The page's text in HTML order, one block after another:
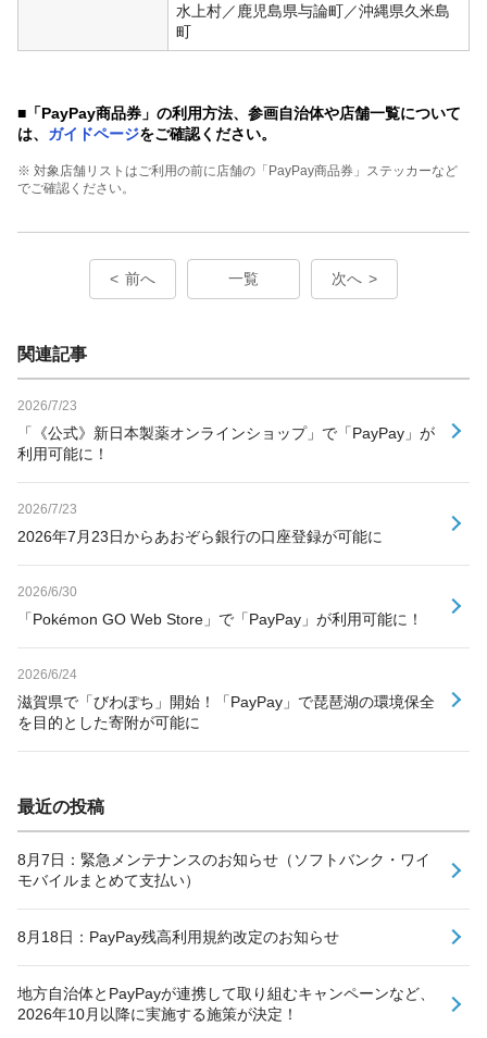
水上村／鹿児島県与論町／沖縄県久米島
町
■ 「PayPay商品券」の利用方法、参画自治体や店舗一覧について
は、 ガイドページをご確認ください。
※ 対象店舗リストはご利用の前に店舗の「PayPay商品券」ステッカーなど
でご確認ください。
前へ 一覧 次へ
関連記事
2026/7/23
「《公式》新日本製薬オンラインショップ」で「PayPay」が
利用可能に！
2026/7/23
2026年7月23日からあおぞら銀行の口座登録が可能に
2026/6/30
「Pokémon GO Web Store」で「PayPay」が利用可能に！
2026/6/24
滋賀県で「びわぽち」開始！「PayPay」で琵琶湖の環境保全
を目的とした寄附が可能に
最近の投稿
8月7日：緊急メンテナンスのお知らせ（ソフトバンク・ワイ
モバイルまとめて支払い）
8月18日：PayPay残高利用規約改定のお知らせ
地方自治体とPayPayが連携して取り組むキャンペーンなど、
2026年10月以降に実施する施策が決定！